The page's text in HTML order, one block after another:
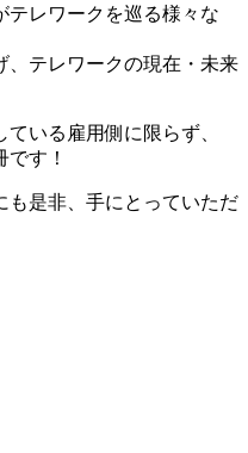
テレワークを巡る様々な
、テレワークの現在・未来
いる雇用側に限らず、
す！
も是非、手にとっていただ